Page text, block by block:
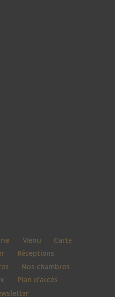
Menu
Carte
Réceptions
Nos chambres
Plan d’accès